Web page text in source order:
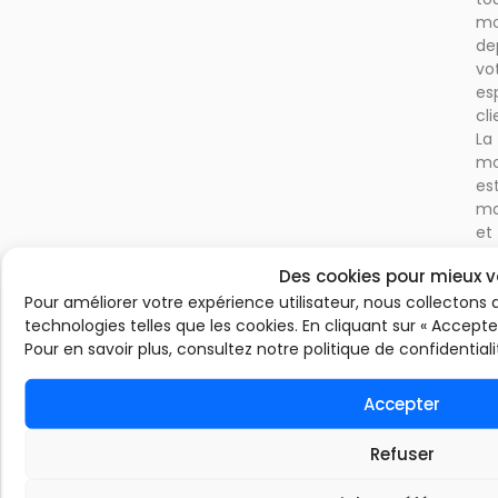
Des cookies pour mieux
Pour améliorer votre expérience utilisateur, nous collectons
technologies telles que les cookies. En cliquant sur «
Pour en savoir plus, consultez notre politique de
Accepter
Refuser
La
et
ne